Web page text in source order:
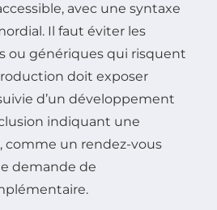
avec une syntaxe
Il faut éviter les
ou génériques qui risquent
doit exposer
d’un développement
indiquant une
comme un rendez-vous
demande de